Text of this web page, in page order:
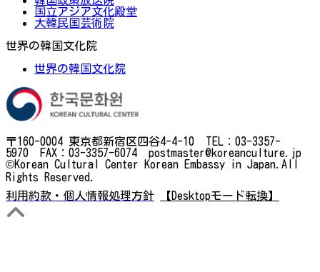
国立アジア文化殿堂
大韓民国芸術院
世界の韓国文化院
世界の韓国文化院
〒160-0004 東京都新宿区四谷4-4-10 TEL：03-3357-
5970 FAX：03-3357-6074 postmaster@koreanculture.jp
©Korean Cultural Center Korean Embassy in Japan.All
Rights Reserved.
利用約款・個人情報処理方針
【Desktopモード転換】